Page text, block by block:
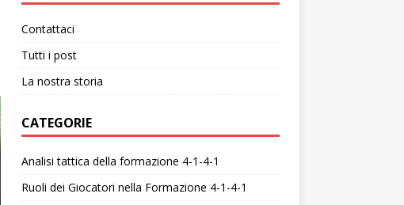
Contattaci
Tutti i post
La nostra storia
CATEGORIE
Analisi tattica della formazione 4-1-4-1
Ruoli dei Giocatori nella Formazione 4-1-4-1